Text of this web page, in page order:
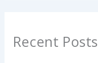
Recent Posts